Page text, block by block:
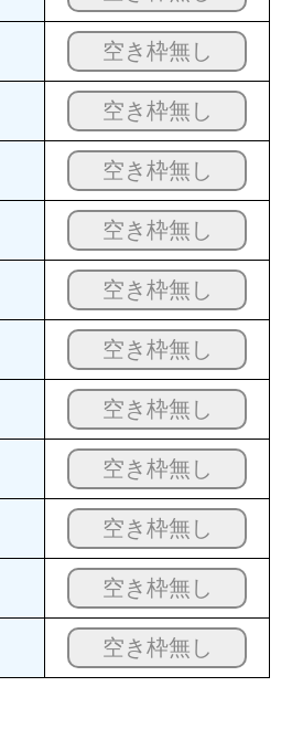
空き枠無し
空き枠無し
空き枠無し
空き枠無し
空き枠無し
空き枠無し
空き枠無し
空き枠無し
空き枠無し
空き枠無し
空き枠無し